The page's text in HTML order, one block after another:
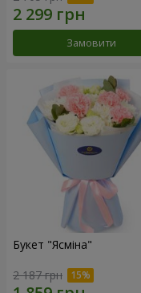
Замовити
Букет "Ясміна"
2 187 грн